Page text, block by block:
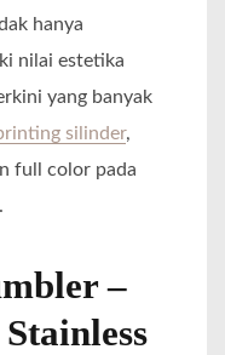
hanya
nilai estetika
yang banyak
silinder,
full color pada
.
–